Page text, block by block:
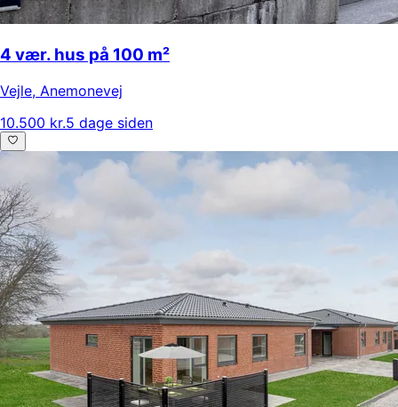
4 vær. hus på 100 m²
Vejle, Anemonevej
10.500 kr.5 dage siden